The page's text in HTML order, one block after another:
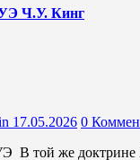
Ч.У. Кинг
17.05.2026 0